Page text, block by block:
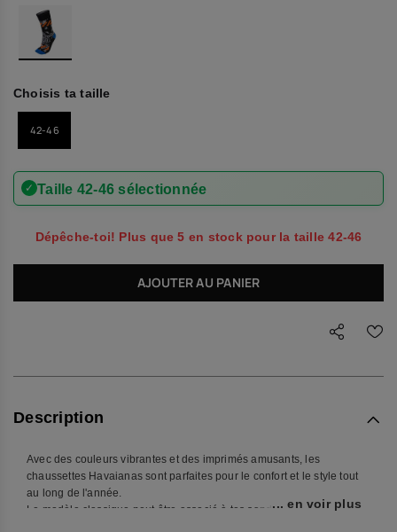
Choisis ta taille
42-46
✓ Taille 42-46 sélectionnée
Dépêche-toi! Plus que 5 en stock pour la taille 42-46
AJOUTER AU PANIER
Description
Avec des couleurs vibrantes et des imprimés amusants, les
chaussettes Havaianas sont parfaites pour le confort et le style tout
au long de l'année.
Le modèle classique peut être associé à tes sandales Havaianas
... en voir plus